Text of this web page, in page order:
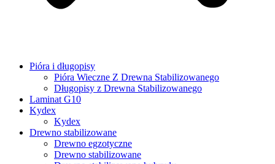
Pióra i długopisy
Pióra Wieczne Z Drewna Stabilizowanego
Długopisy z Drewna Stabilizowanego
Laminat G10
Kydex
Kydex
Drewno stabilizowane
Drewno egzotyczne
Drewno stabilizowane